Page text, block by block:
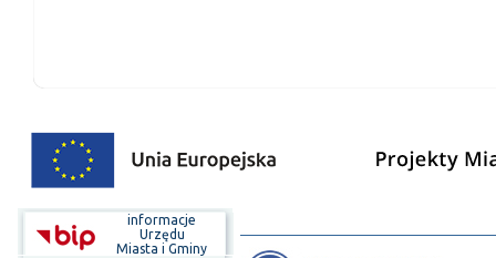
informacje
Urzędu
Miasta i Gminy